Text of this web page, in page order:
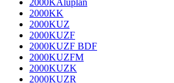
2000KAluplan
2000KK
2000KUZ
2000KUZF
2000KUZF BDF
2000KUZFM
2000KUZK
2000KUZR